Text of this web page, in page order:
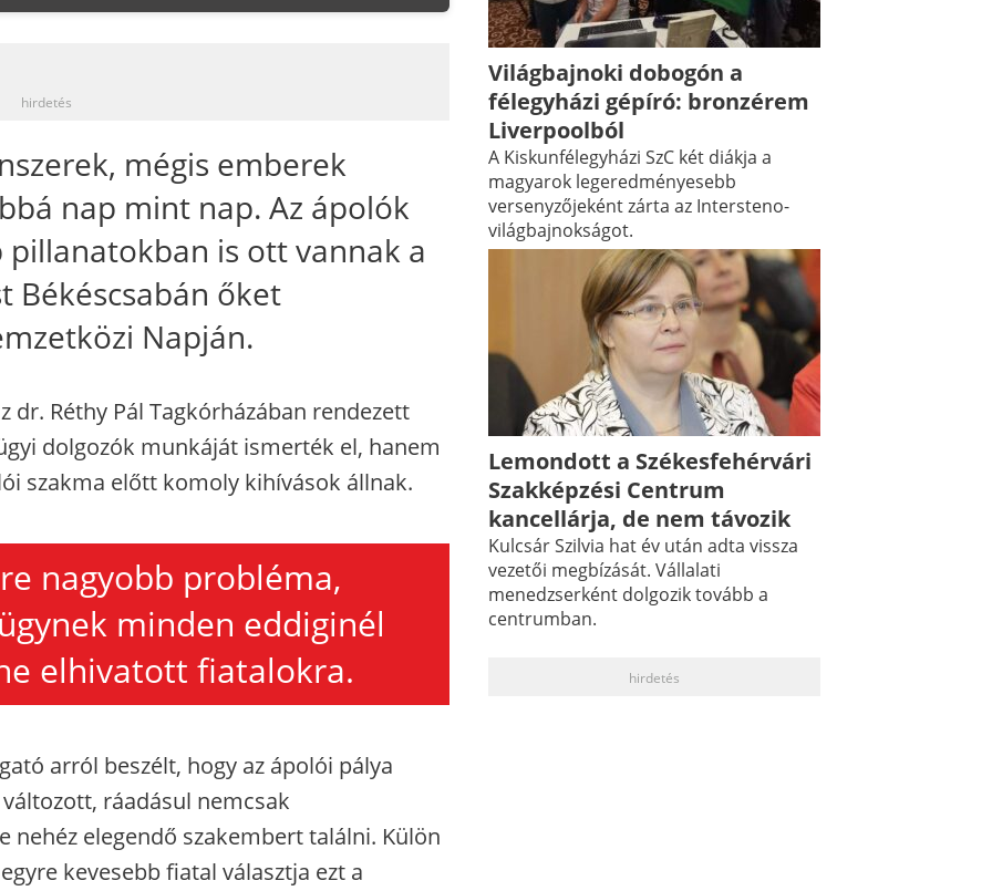
hirdetés
mégis emberek
nap mint nap. Az ápolók
is ott vannak a
Békéscsabán őket
Napján.
dr. Réthy Pál Tagkórházában rendezett
dolgozók munkáját ismerték el, hanem
szakma előtt komoly kihívások állnak.
nagyobb probléma,
minden eddiginél
elhivatott fiatalokra.
arról beszélt, hogy az ápolói pálya
ráadásul nemcsak
nehéz elegendő szakembert találni. Külön
kevesebb fiatal választja ezt a
Világbajnoki dobogón a
félegyházi gépíró: bronzérem
Liverpoolból
A Kiskunfélegyházi SzC két diákja a
magyarok legeredményesebb
versenyzőjeként zárta az Intersteno-
világbajnokságot.
Lemondott a Székesfehérvári
Szakképzési Centrum
kancellárja, de nem távozik
Kulcsár Szilvia hat év után adta vissza
vezetői megbízását. Vállalati
menedzserként dolgozik tovább a
centrumban.
hirdetés